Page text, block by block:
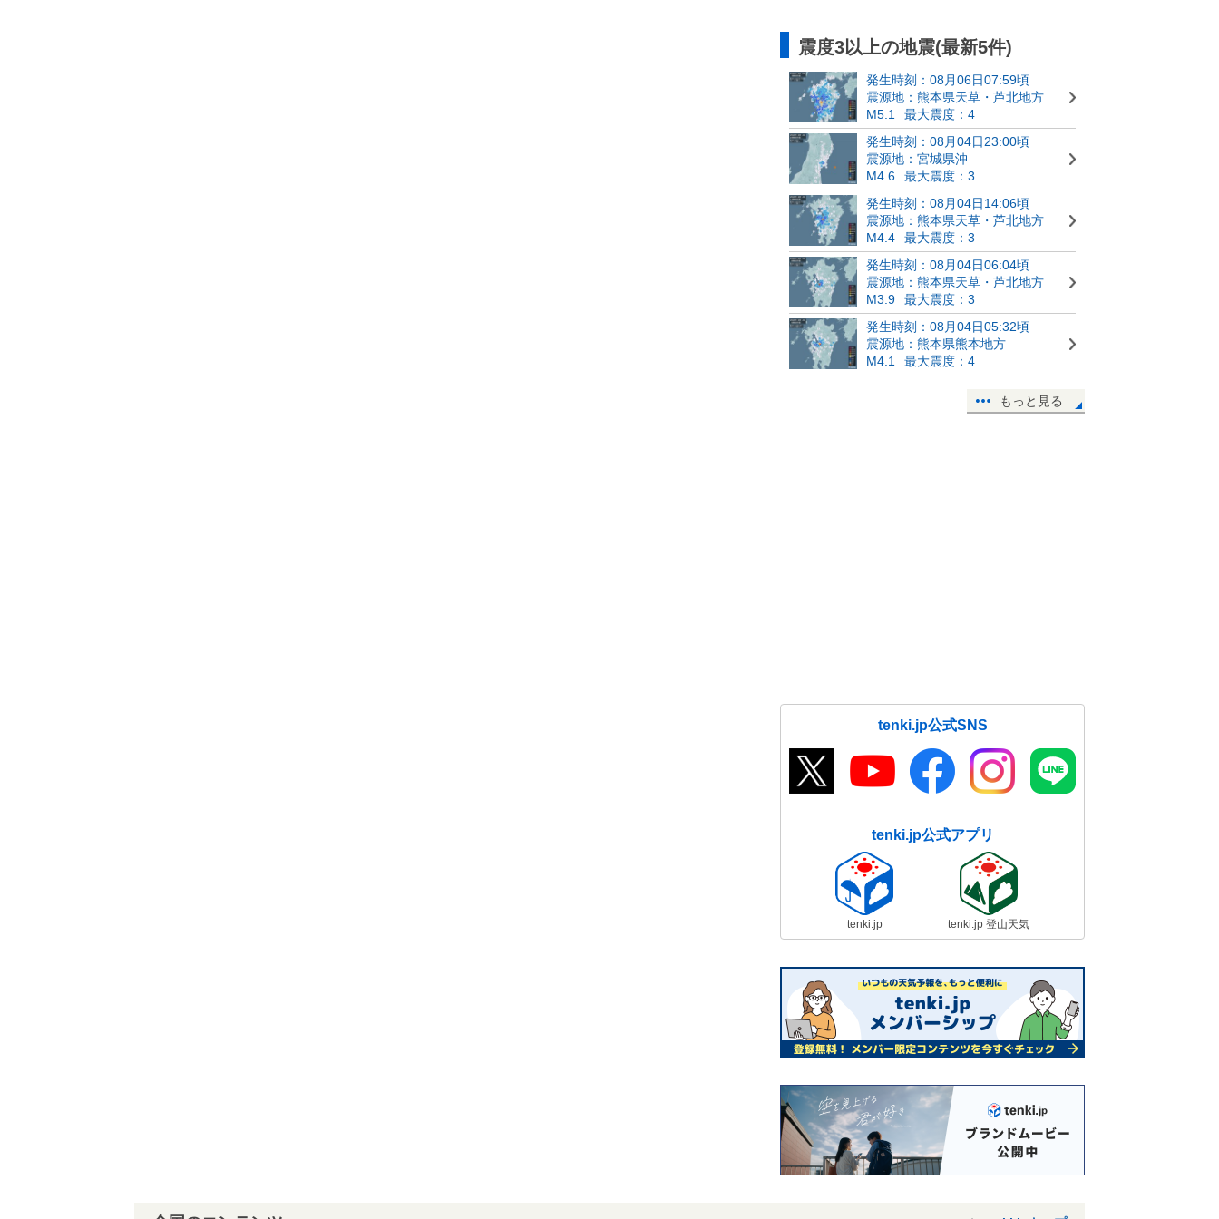
震度3以上の地震(最新5件)
発生時刻：08月06日07:59頃
震源地：熊本県天草・芦北地方
M5.1
最大震度：4
発生時刻：08月04日23:00頃
震源地：宮城県沖
M4.6
最大震度：3
発生時刻：08月04日14:06頃
震源地：熊本県天草・芦北地方
M4.4
最大震度：3
発生時刻：08月04日06:04頃
震源地：熊本県天草・芦北地方
M3.9
最大震度：3
発生時刻：08月04日05:32頃
震源地：熊本県熊本地方
M4.1
最大震度：4
もっと見る
tenki.jp公式SNS
tenki.jp公式アプリ
tenki.jp tenki.jp 登山天気